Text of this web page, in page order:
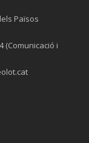
Països
(Comunicació i